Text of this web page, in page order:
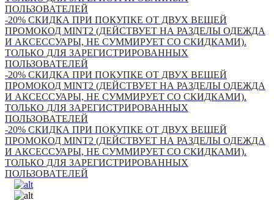
ПОЛЬЗОВАТЕЛЕЙ
-20% СКИДКА ПРИ ПОКУПКЕ ОТ ДВУХ ВЕЩЕЙ
ПРОМОКОД MINT2 (ДЕЙСТВУЕТ НА РАЗДЕЛЫ ОДЕЖДА
И АКСЕССУАРЫ, НЕ СУММИРУЕТ СО СКИДКАМИ).
ТОЛЬКО ДЛЯ ЗАРЕГИСТРИРОВАННЫХ
ПОЛЬЗОВАТЕЛЕЙ
-20% СКИДКА ПРИ ПОКУПКЕ ОТ ДВУХ ВЕЩЕЙ
ПРОМОКОД MINT2 (ДЕЙСТВУЕТ НА РАЗДЕЛЫ ОДЕЖДА
И АКСЕССУАРЫ, НЕ СУММИРУЕТ СО СКИДКАМИ).
ТОЛЬКО ДЛЯ ЗАРЕГИСТРИРОВАННЫХ
ПОЛЬЗОВАТЕЛЕЙ
-20% СКИДКА ПРИ ПОКУПКЕ ОТ ДВУХ ВЕЩЕЙ
ПРОМОКОД MINT2 (ДЕЙСТВУЕТ НА РАЗДЕЛЫ ОДЕЖДА
И АКСЕССУАРЫ, НЕ СУММИРУЕТ СО СКИДКАМИ).
ТОЛЬКО ДЛЯ ЗАРЕГИСТРИРОВАННЫХ
ПОЛЬЗОВАТЕЛЕЙ